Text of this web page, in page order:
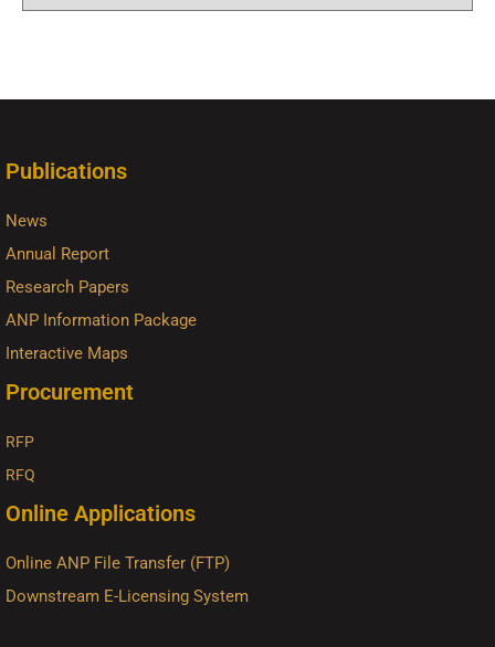
Publications
News
Annual Report
Research Papers
ANP Information Package
Interactive Maps
Procurement
RFP
RFQ
Online Applications
Online ANP File Transfer (FTP)
Downstream E-Licensing System